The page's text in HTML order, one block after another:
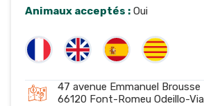
Animaux acceptés : Oui
47 avenue Emmanuel Brousse
66120 Font-Romeu Odeillo-Via